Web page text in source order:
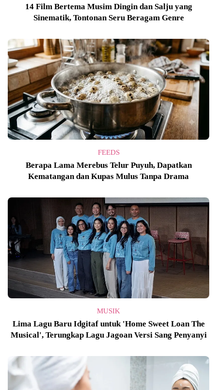
14 Film Bertema Musim Dingin dan Salju yang
Sinematik, Tontonan Seru Beragam Genre
FEEDS
Berapa Lama Merebus Telur Puyuh, Dapatkan
Kematangan dan Kupas Mulus Tanpa Drama
MUSIK
Lima Lagu Baru Idgitaf untuk 'Home Sweet Loan The
Musical', Terungkap Lagu Jagoan Versi Sang Penyanyi